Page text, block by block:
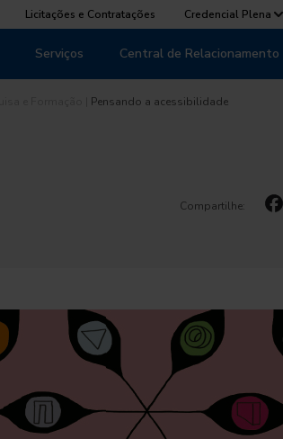
Licitações e Contratações Credencial Plena
Serviços Central de Relacionamento
Pensando a acessibilidade
Compartilhe: